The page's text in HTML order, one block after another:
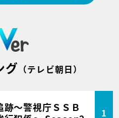
グ （テレビ朝日）
跡～警視庁ＳＳＢ
1